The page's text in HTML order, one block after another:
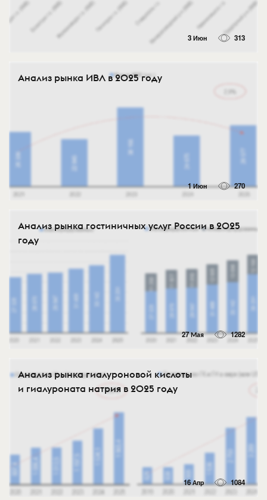
3 Июн 313
Анализ рынка ИВЛ в 2025 году
1 Июн 270
Анализ рынка гостиничных услуг России в 2025
году
27 Мая 1282
Анализ рынка гиалуроновой кислоты
и гиалуроната натрия в 2025 году
16 Апр 1084